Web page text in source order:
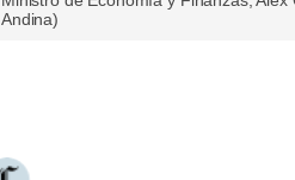
Andina)